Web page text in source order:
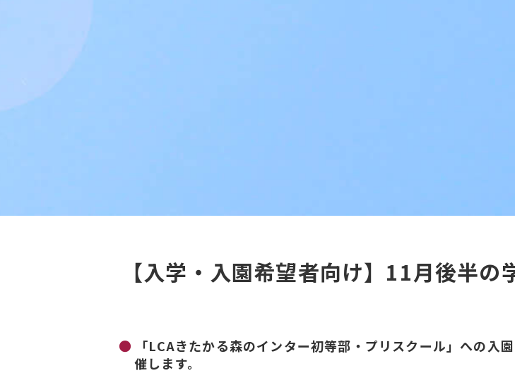
【入学・入園希望者向け】11月後半の
「LCAきたかる森のインター初等部・プリスクール」への入
催します。